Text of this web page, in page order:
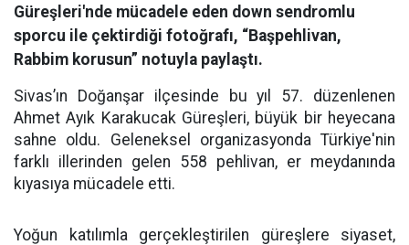
Güreşleri'nde mücadele eden down sendromlu
sporcu ile çektirdiği fotoğrafı, “Başpehlivan,
Rabbim korusun” notuyla paylaştı.
Sivas’ın Doğanşar ilçesinde bu yıl 57. düzenlenen
Ahmet Ayık Karakucak Güreşleri, büyük bir heyecana
sahne oldu. Geleneksel organizasyonda Türkiye'nin
farklı illerinden gelen 558 pehlivan, er meydanında
kıyasıya mücadele etti.
Yoğun katılımla gerçekleştirilen güreşlere siyaset,